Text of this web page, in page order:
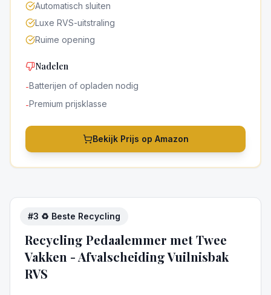
Automatisch sluiten
Luxe RVS-uitstraling
Ruime opening
Nadelen
-Batterijen of opladen nodig
-Premium prijsklasse
Bekijk Prijs op Amazon
#3 ♻️ Beste Recycling
5/5
Recycling Pedaalemmer met Twee
Vakken - Afvalscheiding Vuilnisbak
RVS